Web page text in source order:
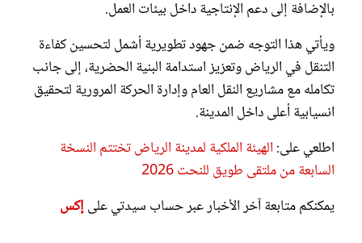
بالإضافة إلى دعم الإنتاجية داخل بيئات العمل.
ويأتي هذا التوجه ضمن جهود تطويرية أشمل لتحسين كفاءة
التنقل في الرياض وتعزيز استدامة البنية الحضرية، إلى جانب
تكامله مع مشاريع النقل العام وإدارة الحركة المرورية لتحقيق
انسيابية أعلى داخل المدينة.
اطلعي على: الهيئة الملكية لمدينة الرياض تختتم النسخة
السابعة من ملتقى طويق للنحت 2026
يمكنكم متابعة آخر الأخبار عبر حساب سيدتي علىإكس